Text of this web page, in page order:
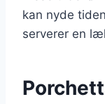
kan nyde
serverer en